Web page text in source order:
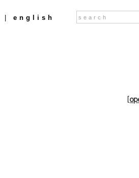
Search form
Search
english
[